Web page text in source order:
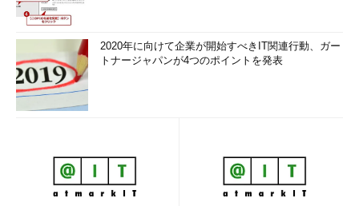
2020年に向けて企業が開始すべきIT関連行動、ガー
トナージャパンが4つのポイントを発表